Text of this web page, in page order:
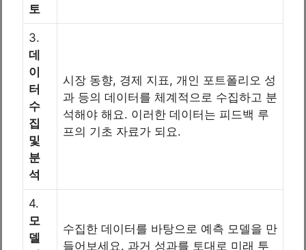
토
3.
데
이
터
수
집
및
분
석
시장 동향, 경제 지표, 개인 포트폴리오 성
과 등의 데이터를 체계적으로 수집하고 분
석해야 해요. 이러한 데이터는 피드백 루
프의 기초 자료가 되요.
4.
모
델
수집한 데이터를 바탕으로 예측 모델을 만
들어보세요. 과거 성과를 토대로 미래 투